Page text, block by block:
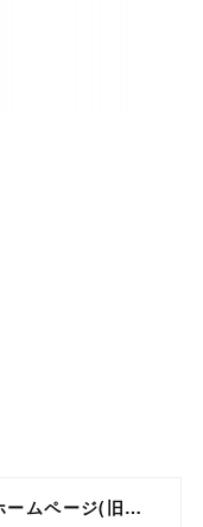
【公式】めぐみの杜ホームページ(旧自然食工房）